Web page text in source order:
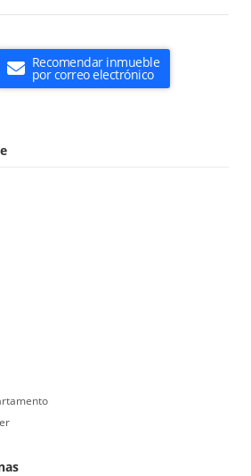
Recomendar inmueble
por correo electrónico